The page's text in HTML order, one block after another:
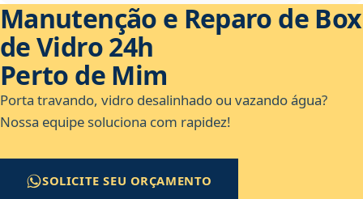
Manutenção e Reparo de Box
de Vidro 24h
Perto de Mim
Porta travando, vidro desalinhado ou vazando água?
Nossa equipe soluciona com rapidez!
SOLICITE SEU ORÇAMENTO